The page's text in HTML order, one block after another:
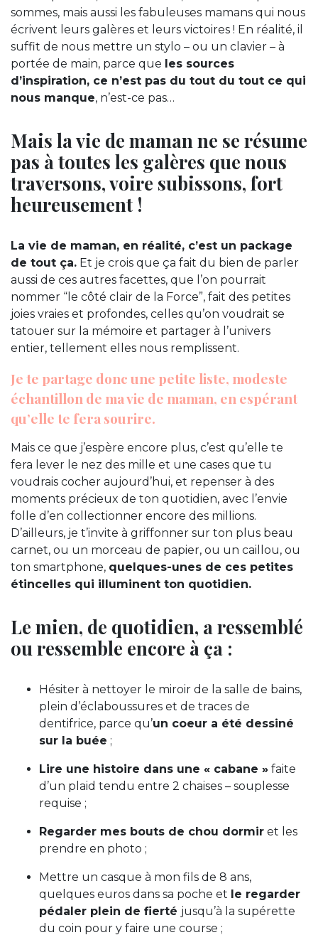
sommes, mais aussi les fabuleuses mamans qui nous
écrivent leurs galères et leurs victoires ! En réalité, il
suffit de nous mettre un stylo – ou un clavier – à
portée de main, parce que les sources
d’inspiration, ce n’est pas du tout du tout ce qui
nous manque, n’est-ce pas…
Mais la vie de maman ne se résume
pas à toutes les galères que nous
traversons, voire subissons, fort
heureusement !
La vie de maman, en réalité, c’est un package
de tout ça. Et je crois que ça fait du bien de parler
aussi de ces autres facettes, que l’on pourrait
nommer “le côté clair de la Force”, fait des petites
joies vraies et profondes, celles qu’on voudrait se
tatouer sur la mémoire et partager à l’univers
entier, tellement elles nous remplissent.
Je te partage donc une petite liste, modeste
échantillon de ma vie de maman, en espérant
qu’elle te fera sourire.
Mais ce que j’espère encore plus, c’est qu’elle te
fera lever le nez des mille et une cases que tu
voudrais cocher aujourd’hui, et repenser à des
moments précieux de ton quotidien, avec l’envie
folle d’en collectionner encore des millions.
D’ailleurs, je t’invite à griffonner sur ton plus beau
carnet, ou un morceau de papier, ou un caillou, ou
ton smartphone, quelques-unes de ces petites
étincelles qui illuminent ton quotidien.
Le mien, de quotidien, a ressemblé
ou ressemble encore à ça :
Hésiter à nettoyer le miroir de la salle de bains,
plein d’éclaboussures et de traces de
dentifrice, parce qu’un coeur a été dessiné
sur la buée ;
Lire une histoire dans une « cabane » faite
d’un plaid tendu entre 2 chaises – souplesse
requise ;
Regarder mes bouts de chou dormir et les
prendre en photo ;
Mettre un casque à mon fils de 8 ans,
quelques euros dans sa poche et le regarder
pédaler plein de fierté jusqu’à la supérette
du coin pour y faire une course ;